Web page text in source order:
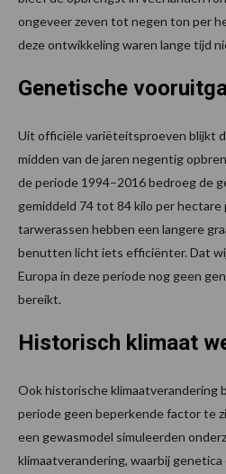
ongeveer zeven tot negen ton per
deze ontwikkeling waren lange tijd
Genetische
Uit officiële variëteitsproeven blijkt
midden van de jaren negentig
de periode 1994–2016 bedroeg de
gemiddeld 74 tot 84 kilo per hectare
tarwerassen hebben een langere
benutten licht iets efficiënter. Dat
Europa in deze periode nog geen
bereikt.
Historisch klimaat
Ook historische klimaatverandering
periode geen beperkende factor te
een gewasmodel simuleerden
klimaatverandering, waarbij